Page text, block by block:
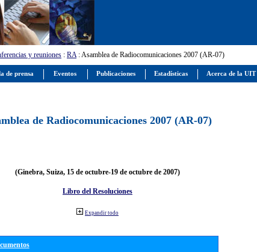
y reuniones : RA: Asamblea de Radiocomunicaciones 2007 (AR-07)
de Radiocomunicaciones 2007 (AR-07)
(Ginebra, Suiza, 15 de octubre-19 de octubre de 2007)
Libro del Resoluciones
Expandir todo
de prensa Eventos Publicaciones Estadísticas Acerca de la UIT